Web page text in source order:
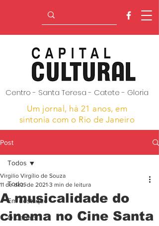
Centro - Santa Teresa - Catete - Gloria
Um jornal, hà 21 anos, em
sintonia com o Rio de Janeiro
Post
Todos
Em destaque
O Centro
Todos
A musicalidade do
cinema no Cine Santa
Virgilio Virgílio de Souza
11 de dez. de 2021 3 min de leitura